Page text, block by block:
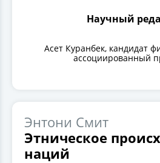
Научный
Асет Куранбек, кандидат
ассоциированный
Энтони Смит
Этническое
наций